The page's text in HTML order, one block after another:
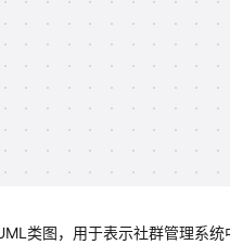
类图，用于表示社群管理系